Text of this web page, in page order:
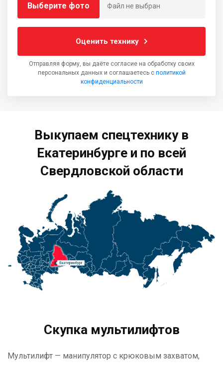
Выберите фото Файл не выбран
Оценить технику
Отправляя форму, вы даёте согласие на обработку своих
персональных данных и соглашаетесь с политикой
конфиденциальности
Выкупаем спецтехнику в
Екатеринбурге и по всей
Свердловской области
Скупка мультилифтов
Мультилифт — манипулятор с крюковым захватом,